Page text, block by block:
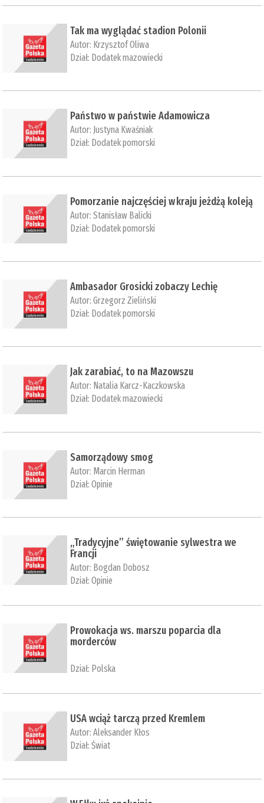
​Tak ma wyglądać stadion Polonii
Autor: Krzysztof Oliwa
Dział: Dodatek mazowiecki
​Państwo w państwie Adamowicza
Autor: Justyna Kwaśniak
Dział: Dodatek pomorski
Pomorzanie najczęściej w kraju jeżdżą koleją
Autor:Stanisław Balicki
Dział: Dodatek pomorski
​Ambasador Grosicki zobaczy Lechię
Autor:Grzegorz Zieliński
Dział: Dodatek pomorski
​Jak zarabiać, to na Mazowszu
Autor: Natalia Karcz-Kaczkowska
Dział: Dodatek mazowiecki
Samorządowy smog
Autor: Marcin Herman
Dział:Opinie
„Tradycyjne” świętowanie sylwestra we
Francji
Autor: Bogdan Dobosz
Dział:Opinie
Prowokacja ws. marszu poparcia dla
morderców
Dział: Polska
USA wciąż tarczą przed Kremlem
Autor:Aleksander Kłos
Dział:Świat